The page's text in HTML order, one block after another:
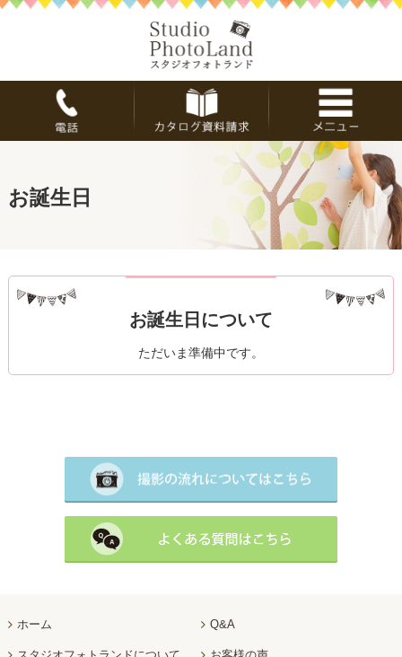
お誕生日
お誕生日について
ただいま準備中です。
ホーム Q&A